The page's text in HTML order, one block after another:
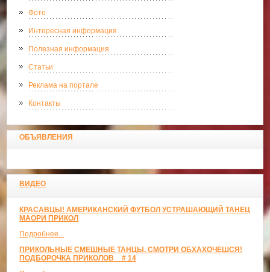
Фото
Интересная информация
Полезная информация
Статьи
Реклама на портале
Контакты
ОБЪЯВЛЕНИЯ
ВИДЕО
КРАСАВЦЫ! АМЕРИКАНСКИЙ ФУТБОЛ УСТРАШАЮЩИЙ ТАНЕЦ
МАОРИ ПРИКОЛ
Подробнее...
ПРИКОЛЬНЫЕ СМЕШНЫЕ ТАНЦЫ. СМОТРИ ОБХАХОЧЕШСЯ!
ПОДБОРОЧКА ПРИКОЛОВ _ # 14